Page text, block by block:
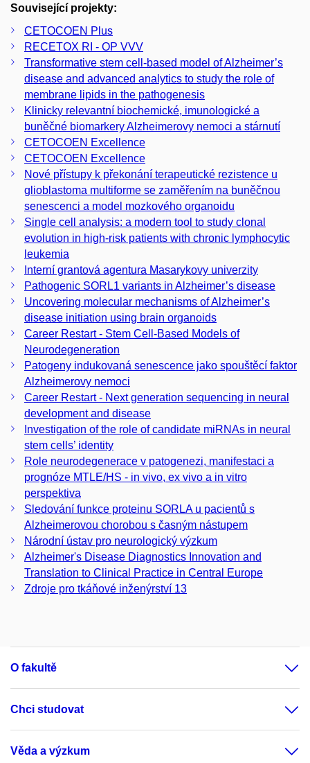
Související projekty:
CETOCOEN Plus
RECETOX RI - OP VVV
Transformative stem cell-based model of Alzheimer’s
disease and advanced analytics to study the role of
membrane lipids in the pathogenesis
Klinicky relevantní biochemické, imunologické a
buněčné biomarkery Alzheimerovy nemoci a stárnutí
CETOCOEN Excellence
CETOCOEN Excellence
Nové přístupy k překonání terapeutické rezistence u
glioblastoma multiforme se zaměřením na buněčnou
senescenci a model mozkového organoidu
Single cell analysis: a modern tool to study clonal
evolution in high-risk patients with chronic lymphocytic
leukemia
Interní grantová agentura Masarykovy univerzity
Pathogenic SORL1 variants in Alzheimer’s disease
Uncovering molecular mechanisms of Alzheimer’s
disease initiation using brain organoids
Career Restart - Stem Cell-Based Models of
Neurodegeneration
Patogeny indukovaná senescence jako spouštěcí faktor
Alzheimerovy nemoci
Career Restart - Next generation sequencing in neural
development and disease
Investigation of the role of candidate miRNAs in neural
stem cells’ identity
Role neurodegenerace v patogenezi, manifestaci a
prognóze MTLE/HS - in vivo, ex vivo a in vitro
perspektiva
Sledování funkce proteinu SORLA u pacientů s
Alzheimerovou chorobou s časným nástupem
Národní ústav pro neurologický výzkum
Alzheimer's Disease Diagnostics Innovation and
Translation to Clinical Practice in Central Europe
Zdroje pro tkáňové inženýrství 13
O fakultě
Chci studovat
Věda a výzkum